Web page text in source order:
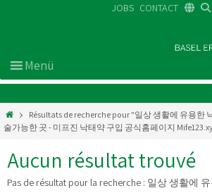
JOBS CONTACT
Résultats de recherche pour "일상 생활에 유용한
술가능한 곳 - 미프진 낙태약 구입 공식홈페이지
Aucun résultat trouvé
Pas de résultat pour la recherche : 일상 생활에